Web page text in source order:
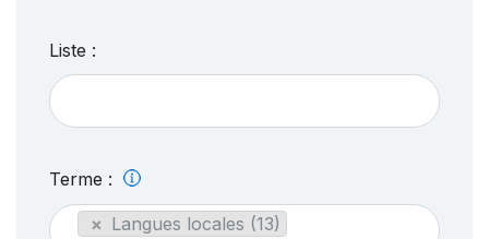
Liste :
Terme :
× Langues locales (13)